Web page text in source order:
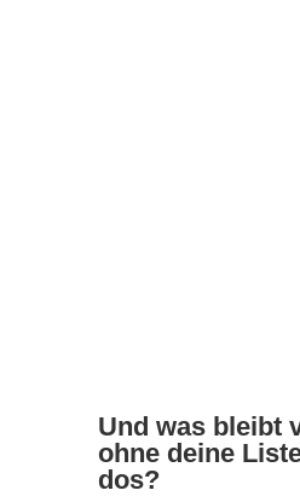
Und was bleibt
ohne deine
dos?